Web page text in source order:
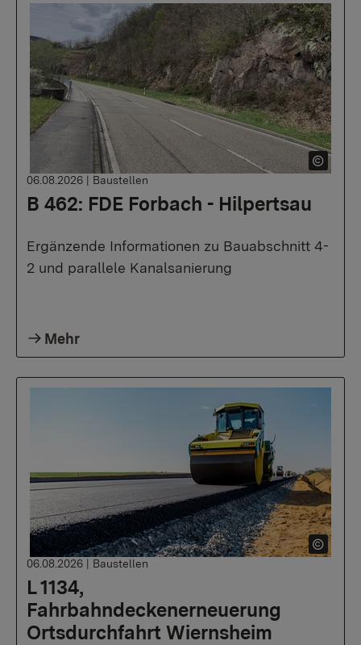
B 462: FDE Forbach - Hilpertsau
06.08.2026 | Baustellen
Ergänzende Informationen zu Bauabschnitt 4-
2 und parallele Kanalsanierung
Mehr
L 1134,
Fahrbahndeckenerneuerung
Ortsdurchfahrt Wiernsheim
06.08.2026 | Baustellen